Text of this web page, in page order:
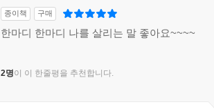
종이책 구매
한마디 한마디 나를 살리는 말 좋아요~~~~
2명이 이 한줄평을 추천합니다.